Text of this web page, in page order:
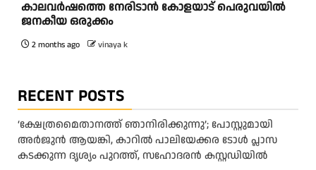
കാലവർഷത്തെ നേരിടാൻ കോളയാട് പെരുവയിൽ
ജനകീയ ഒരുക്കം
2 months ago vinaya k
RECENT POSTS
‘ക്ഷേത്രമൈതാനത്ത് ഞാനിരിക്കുന്നു’; പോസ്റ്റുമായി
അർജുൻ ആയങ്കി, കാറിൽ പാലിയേക്കര ടോൾ പ്ലാസ
കടക്കുന്ന ദൃശ്യം പുറത്ത്, സഹോദരൻ കസ്റ്റഡിയിൽ